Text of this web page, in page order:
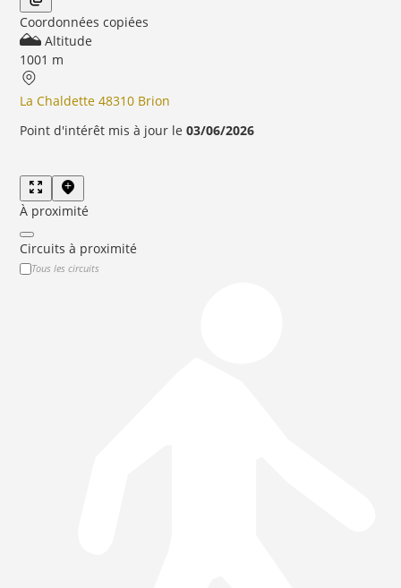
Coordonnées copiées
Altitude
1001 m
La Chaldette 48310 Brion
Point d'intérêt mis à jour le03/06/2026
À proximité
Circuits à proximité
Tous les circuits